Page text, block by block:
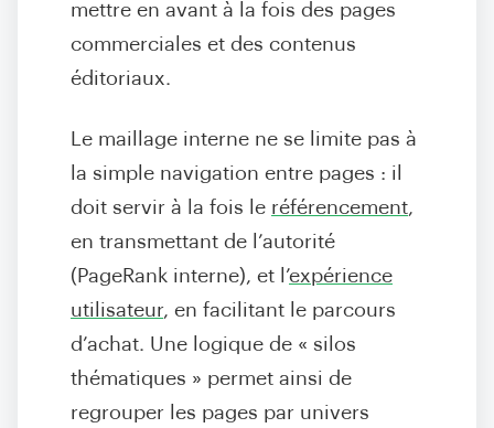
mettre en avant à la fois des pages
commerciales et des contenus
éditoriaux.
Le maillage interne ne se limite pas à
la simple navigation entre pages : il
doit servir à la fois le référencement,
en transmettant de l’autorité
(PageRank interne), et l’expérience
utilisateur, en facilitant le parcours
d’achat. Une logique de « silos
thématiques » permet ainsi de
regrouper les pages par univers